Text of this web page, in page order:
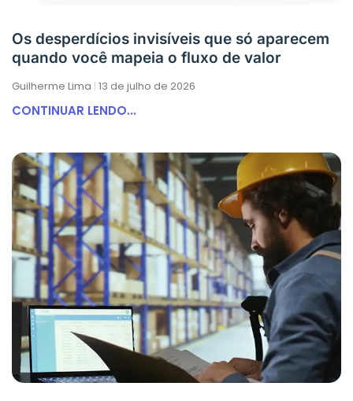
Os desperdícios invisíveis que só aparecem
quando você mapeia o fluxo de valor
Guilherme Lima 13 de julho de 2026
CONTINUAR LENDO...